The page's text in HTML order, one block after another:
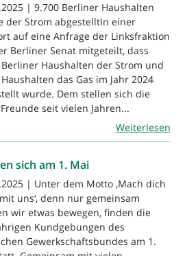
| 9.700 Berliner Haushalten
der Strom abgestelltIn einer
auf eine Anfrage der Linksfraktion
Berliner Senat mitgeteilt, dass
Berliner Haushalten der Strom und
das Gas im Jahr 2024
wurde. Dem stellen sich die
seit vielen Jahren...
Weiterlesen
sich am 1. Mai
| Unter dem Motto ‚Mach dich
uns‘, denn nur gemeinsam
wir etwas bewegen, finden die
Kundgebungen des
Gewerkschaftsbundes am 1.